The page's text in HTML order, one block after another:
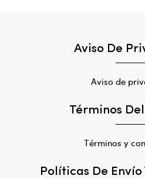
Aviso De
Aviso de
Términos
Términos y
Políticas De Envío